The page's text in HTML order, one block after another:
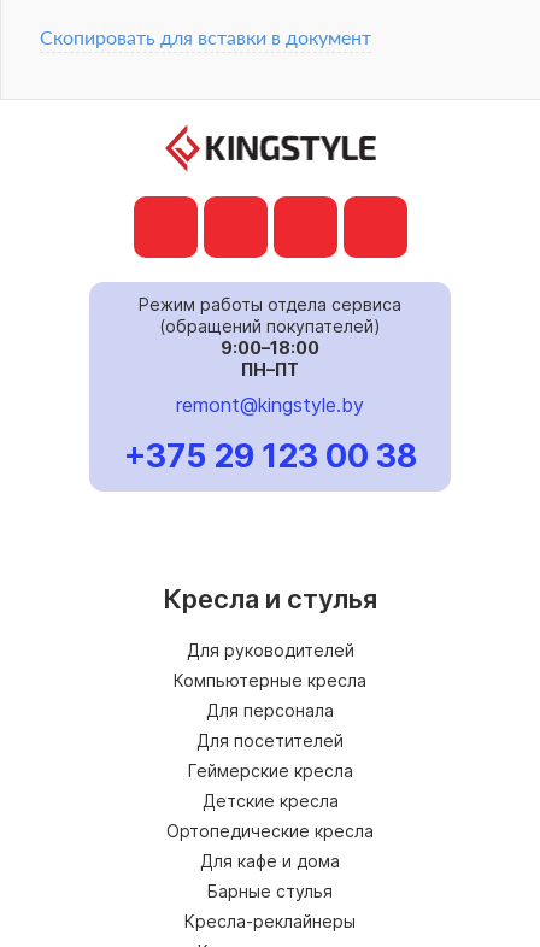
Скопировать для вставки в документ
Режим работы отдела сервиса
(обращений покупателей)
9:00–18:00
ПН–ПТ
remont@kingstyle.by
+375 29 123 00 38
Кресла и стулья
Для руководителей
Компьютерные кресла
Для персонала
Для посетителей
Геймерские кресла
Детские кресла
Ортопедические кресла
Для кафе и дома
Барные стулья
Кресла-реклайнеры